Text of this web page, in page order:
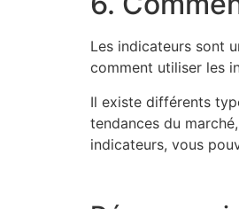
Les indicateurs sont
comment utiliser les
Il existe différents
tendances du
indicateurs, vous